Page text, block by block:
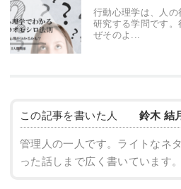
行動心理学は、人
研究する学問です
ぜそのよ...
この記事を書いた人 鈴木 結
管理人の一人です。ライトなネ
った話しまで広く書いています。